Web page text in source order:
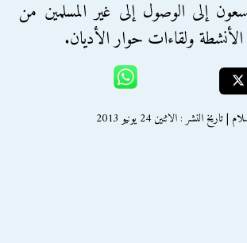
إلى الوصول إلى غير المسلمين من
ولقاءات حوار الأديان.
النشر : الاثنين 24 يونيو 2013